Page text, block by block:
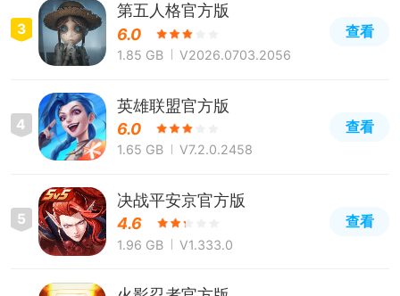
3
第五人格官方版
6.0
1.85 GB V2026.0703.2056
查看
4
英雄联盟官方版
6.0
1.65 GB V7.2.0.2458
查看
5
决战平安京官方版
4.6
1.96 GB V1.333.0
查看